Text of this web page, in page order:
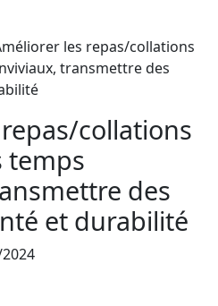
les repas/collations
transmettre des
collations
temps
des
et durabilité